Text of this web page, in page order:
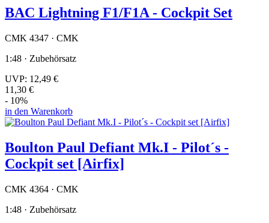
BAC Lightning F1/F1A - Cockpit Set
CMK 4347 · CMK
1:48 · Zubehörsatz
UVP: 12,49 €
11,30 €
- 10%
in den Warenkorb
Boulton Paul Defiant Mk.I - Pilot´s -
Cockpit set [Airfix]
CMK 4364 · CMK
1:48 · Zubehörsatz